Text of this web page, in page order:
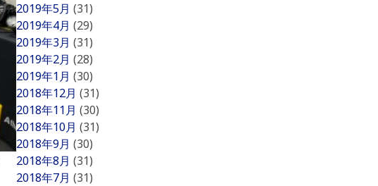
2019年5月 (31)
2019年4月 (29)
2019年3月 (31)
2019年2月 (28)
2019年1月 (30)
2018年12月 (31)
2018年11月 (30)
2018年10月 (31)
2018年9月 (30)
2018年8月 (31)
2018年7月 (31)